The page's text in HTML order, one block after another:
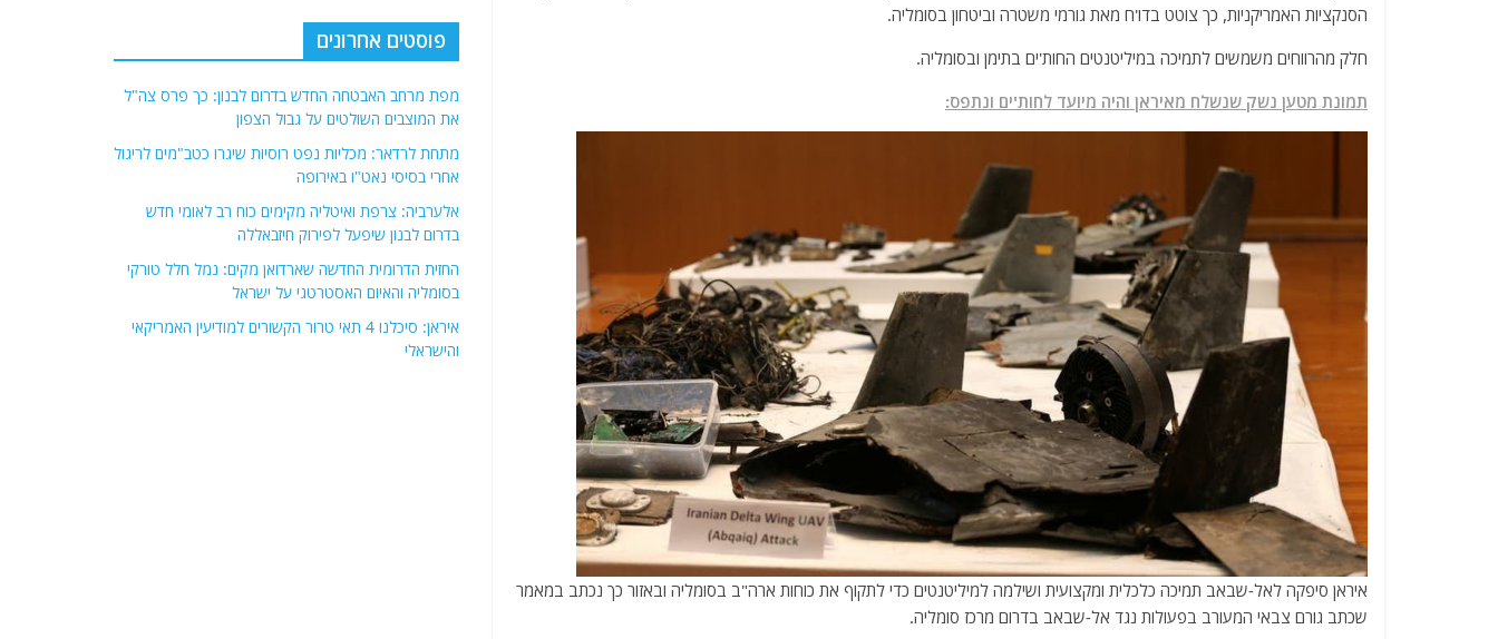
הסנקציות האמריקניות, כך צוטט בדו'ח מאת גורמי משטרה וביטחון בסומליה.
חלק מהרווחים משמשים לתמיכה במיליטנטים החות'ים בתימן ובסומליה.
תמונת מטען נשק שנשלח מאיראן והיה מיועד לחות'ים ונתפס:
איראן סיפקה לאל-שבאב תמיכה כלכלית ומקצועית ושילמה למיליטנטים כדי לתקוף את כוחות ארה"ב בסומליה ובאזור כך נכתב במאמר
שכתב גורם צבאי המעורב בפעולות נגד אל-שבאב בדרום מרכז סומליה.
פוסטים אחרונים
מפת מרחב האבטחה החדש בדרום לבנון: כך פרס צה"ל
את המוצבים השולטים על גבול הצפון
מתחת לרדאר: מכליות נפט רוסיות שיגרו כטב"מים לריגול
אחרי בסיסי נאט"ו באירופה
אלערביה: צרפת ואיטליה מקימים כוח רב לאומי חדש
בדרום לבנון שיפעל לפירוק חיזבאללה
החזית הדרומית החדשה שארדואן מקים: נמל חלל טורקי
בסומליה והאיום האסטרטגי על ישראל
איראן: סיכלנו 4 תאי טרור הקשורים למודיעין האמריקאי
והישראלי